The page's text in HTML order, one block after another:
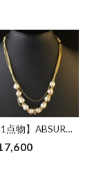
1点物】ABSURD
53.5㎝ サイズ